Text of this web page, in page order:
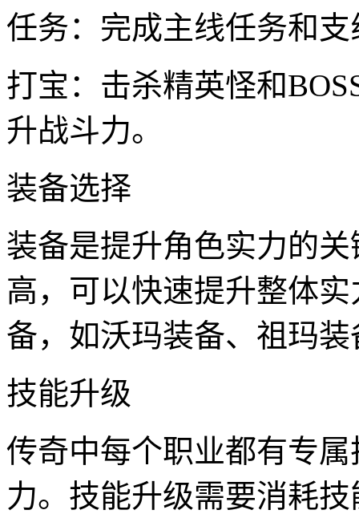
任务：完成主线任务和
打宝：击杀精英怪和
升战斗力。
装备选择
装备是提升角色实力的
高，可以快速提升整体
备，如沃玛装备、祖玛
技能升级
传奇中每个职业都有专
力。技能升级需要消耗